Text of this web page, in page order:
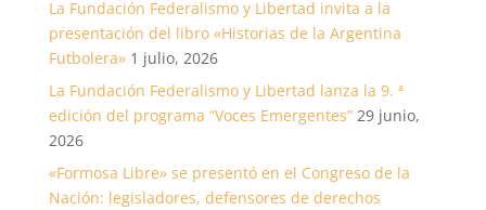
La Fundación Federalismo y Libertad invita a la
presentación del libro «Historias de la Argentina
Futbolera» 1 julio, 2026
La Fundación Federalismo y Libertad lanza la 9. ª
edición del programa “Voces Emergentes” 29 junio,
2026
«Formosa Libre» se presentó en el Congreso de la
Nación: legisladores, defensores de derechos